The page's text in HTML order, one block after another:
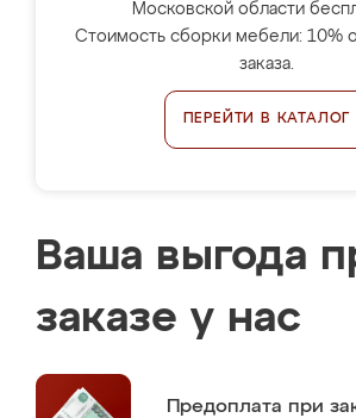
Московской области
Стоимость сборки мебели: 10%
заказа.
ПЕРЕЙТИ В КАТАЛОГ
Ваша выгода
заказе у нас
Предоплата при